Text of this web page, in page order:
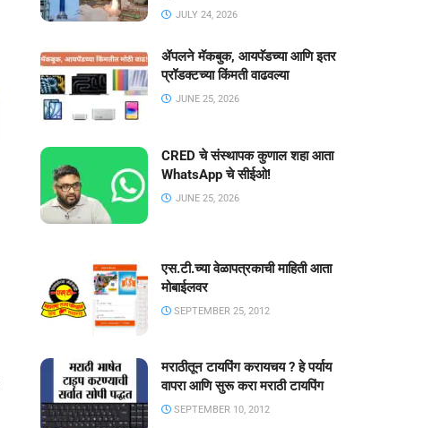
JULY 24, 2026
ॲपलने मॅकबुक, आयपॅडच्या आणि इतर
प्रॉडक्टच्या किंमती वाढवल्या
JUNE 25, 2026
CRED चे संस्थापक कुणाल शहा आता
WhatsApp चे सीईओ!
JUNE 25, 2026
एस.टी.च्या वेळापत्रकाची माहिती आता
मोबाईलवर
SEPTEMBER 25, 2012
मराठीतून टायपिंग करायचय ? हे पर्याय
वापरा आणि सुरू करा मराठी टायपिंग
SEPTEMBER 10, 2012